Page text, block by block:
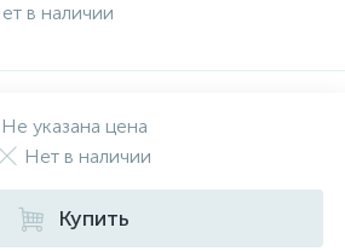
в наличии
Не указана цена
Нет в наличии
Купить